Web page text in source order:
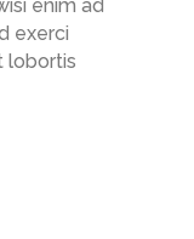
enim ad
exerci
lobortis